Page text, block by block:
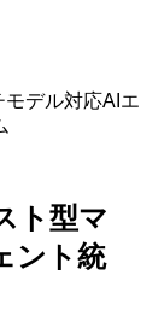
デル対応AIエ
ト型マ
ント統